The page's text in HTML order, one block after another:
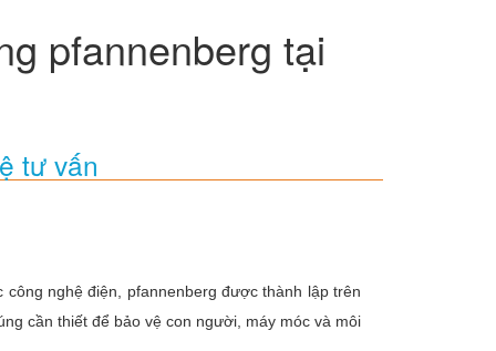
pfannenberg tại
tư vấn
nghệ điện, pfannenberg được thành lập trên
cần thiết để bảo vệ con người, máy móc và môi